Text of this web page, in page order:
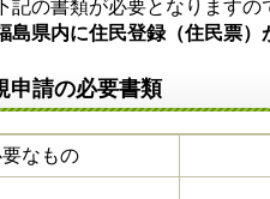
の書類が必要となりますの
島県内に住民登録（住民票）
申請の必要書類
要なもの